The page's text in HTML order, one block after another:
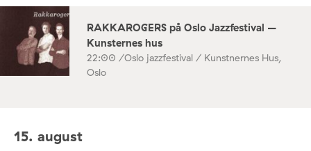
RAKKAROGERS på Oslo Jazzfestival –
Kunsternes hus
22:00 /Oslo jazzfestival / Kunstnernes Hus,
Oslo
15. august